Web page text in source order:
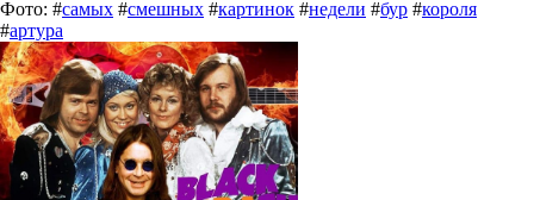
Фото: #самых #смешных #картинок #недели #бур #короля
#артура